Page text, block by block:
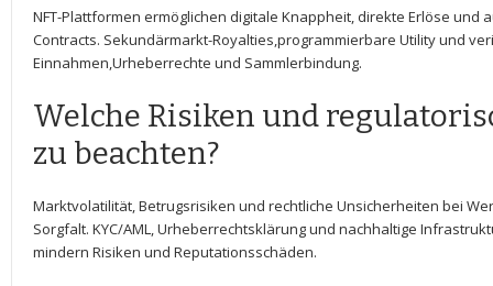
NFT-Plattformen ermöglichen digitale Knappheit, direkte Erlöse und
‍Contracts. Sekundärmarkt-Royalties,programmierbare Utility und
Einnahmen,Urheberrechte und Sammlerbindung.
Welche Risiken und⁣
zu‌ beachten?
Marktvolatilität, Betrugsrisiken und rechtliche Unsicherheiten bei
Sorgfalt. KYC/AML, Urheberrechtsklärung und nachhaltige
mindern Risiken und Reputationsschäden.